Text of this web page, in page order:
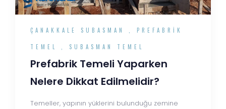
ÇANAKKALE SUBASMAN , PREFABRIK
TEMEL , SUBASMAN TEMEL
Prefabrik Temeli Yaparken
Nelere Dikkat Edilmelidir?
Temeller, yapının yüklerini bulunduğu zemine